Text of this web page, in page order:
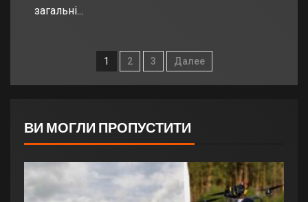
загальні...
1 2 3 Далее
ВИ МОГЛИ ПРОПУСТИТИ